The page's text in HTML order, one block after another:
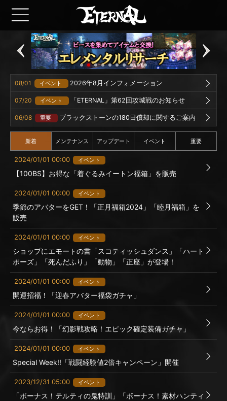
08/01 イベント 2026年8月インフォメーション
07/20 イベント 「ETERNAL」第62回攻城戦のお知らせ
06/08 重要 ブラックストーンの180日償却に関するご案内
新着 メンテナンス アップデート イベント 重要
2024/01/01 00:00 イベント
【100BS】お得な「着ぐるみイートン福箱」を販売
2024/01/01 00:00 イベント
季節のアバターをGET！「正月福箱2024」「睦月福箱」を
販売
2024/01/01 00:00 イベント
ショップにエモートの書「スコティッシュダンス」「ハート
ポーズ」「死んだふり」「動物」「正座」が登場！
2024/01/01 00:00 イベント
開運招福！「迎春アバター福袋ガチャ」
2024/01/01 00:00 イベント
今ならお得！「幻影戦攻略！エピック確定装備ガチャ」
2024/01/01 00:00 イベント
Special Week!!「戦闘経験値2倍キャンペーン」開催
2023/12/31 05:00 イベント
「ボーナス！テルティの鬼特訓」「ボーナス！素材ハンティ